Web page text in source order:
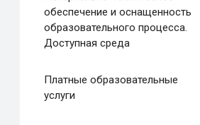
обеспечение и оснащенность
образовательного процесса.
Доступная среда
Платные образовательные
услуги